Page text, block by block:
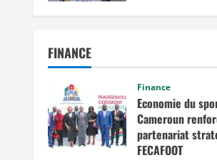
FINANCE
Finance
Economie du
Cameroun
partenariat
FECAFOOT